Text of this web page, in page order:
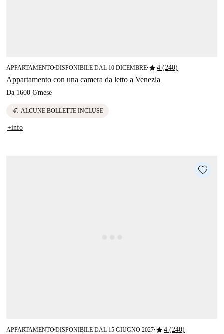
APPARTAMENTO■DISPONIBILE DAL 10 DICEMBRE■star4 (240)
Appartamento con una camera da letto a Venezia
Da 1600 €/mese
euro ALCUNE BOLLETTE INCLUSE
+info
APPARTAMENTO■DISPONIBILE DAL 15 GIUGNO 2027■star4 (240)